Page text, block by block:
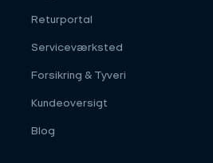
Returportal
Serviceværksted
Forsikring & Tyveri
Kundeoversigt
Blog